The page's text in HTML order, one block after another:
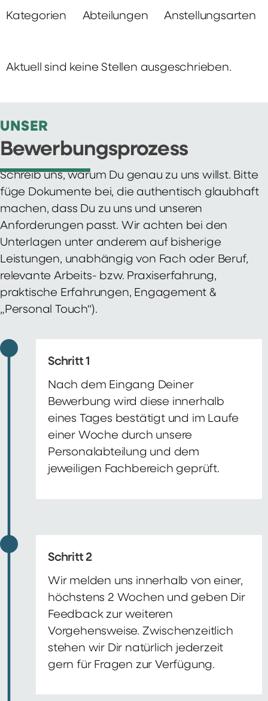
Kategorien Abteilungen Anstellungsarten
Aktuell sind keine Stellen ausgeschrieben.
UNSER
Bewerbungsprozess
Schreib uns, warum Du genau zu uns willst. Bitte
füge Dokumente bei, die authentisch glaubhaft
machen, dass Du zu uns und unseren
Anforderungen passt. Wir achten bei den
Unterlagen unter anderem auf bisherige
Leistungen, unabhängig von Fach oder Beruf,
relevante Arbeits- bzw. Praxiserfahrung,
praktische Erfahrungen, Engagement &
„Personal Touch“).
Schritt 1
Nach dem Eingang Deiner
Bewerbung wird diese innerhalb
eines Tages bestätigt und im Laufe
einer Woche durch unsere
Personalabteilung und dem
jeweiligen Fachbereich geprüft.
Schritt 2
Wir melden uns innerhalb von einer,
höchstens 2 Wochen und geben Dir
Feedback zur weiteren
Vorgehensweise. Zwischenzeitlich
stehen wir Dir natürlich jederzeit
gern für Fragen zur Verfügung.